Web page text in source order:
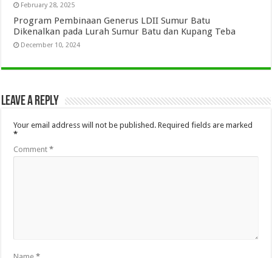
February 28, 2025
Program Pembinaan Generus LDII Sumur Batu
Dikenalkan pada Lurah Sumur Batu dan Kupang Teba
December 10, 2024
Leave a Reply
Your email address will not be published. Required fields are marked
*
Comment*